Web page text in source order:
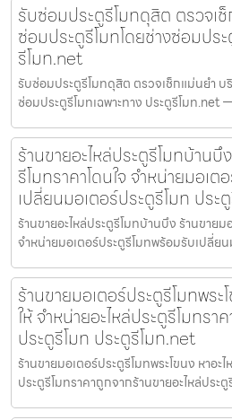
รับซ่อมประตูรีโมทดุสิต ตรวจเ
ซ่อมประตูรีโมทโดยช่างซ่อมประ
รีโมท.net
รับซ่อมประตูรีโมทดุสิต ตรวจเช็กแม่นยำ บ
ซ่อมประตูรีโมทเฉพาะทาง ประตูรีโมท.net
ร้านขายอะไหล่ประตูรีโมทบ้าน
รีโมทราคาโดนใจ จำหน่ายมอเ
เปลี่ยนมอเตอร์ประตูรีโมท ประ
ร้านขายอะไหล่ประตูรีโมทบ้านบึง ร้านขายม
จำหน่ายมอเตอร์ประตูรีโมทพร้อมรับเปลี่ยน
ร้านขายมอเตอร์ประตูรีโมทพระ
ให้ จำหน่ายอะไหล่ประตูรีโมทรา
ประตูรีโมท ประตูรีโมท.net
ร้านขายมอเตอร์ประตูรีโมทพระโขนง หาอะไ
ประตูรีโมทราคาถูกจากร้านขายอะไหล่ประ